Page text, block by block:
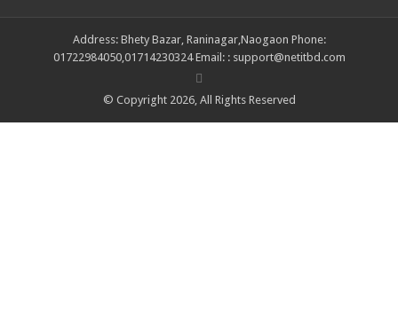
Address: Bhety Bazar, Raninagar,Naogaon Phone:
01722984050,01714230324 Email: : support@netitbd.com
© Copyright 2026, All Rights Reserved